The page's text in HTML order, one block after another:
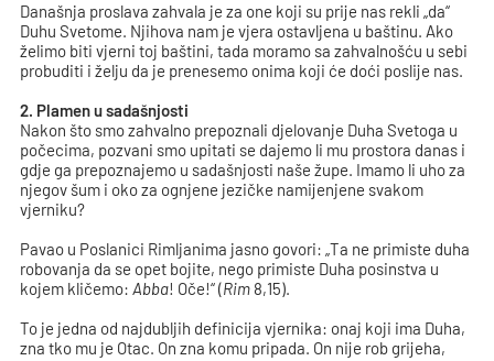
Današnja proslava zahvala je za one koji su prije nas rekli „da“
Duhu Svetome. Njihova nam je vjera ostavljena u baštinu. Ako
želimo biti vjerni toj baštini, tada moramo sa zahvalnošću u sebi
probuditi i želju da je prenesemo onima koji će doći poslije nas.
2. Plamen u sadašnjosti
Nakon što smo zahvalno prepoznali djelovanje Duha Svetoga u
počecima, pozvani smo upitati se dajemo li mu prostora danas i
gdje ga prepoznajemo u sadašnjosti naše župe. Imamo li uho za
njegov šum i oko za ognjene jezičke namijenjene svakom
vjerniku?
Pavao u Poslanici Rimljanima jasno govori: „Ta ne primiste duha
robovanja da se opet bojite, nego primiste Duha posinstva u
kojem kličemo:Abba! Oče!“ (Rim 8,15).
To je jedna od najdubljih definicija vjernika: onaj koji ima Duha,
zna tko mu je Otac. On zna komu pripada. On nije rob grijeha,